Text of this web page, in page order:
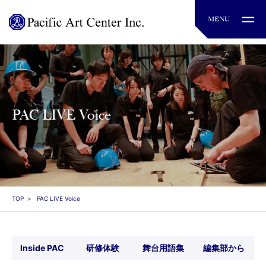
PAC LIVE Voice
TOP PAC LIVE Voice
Inside PAC 研修体験 舞台用語集 編集部から